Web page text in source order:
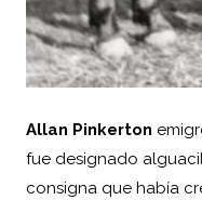
Allan Pinkerton
fue designado
consigna que había